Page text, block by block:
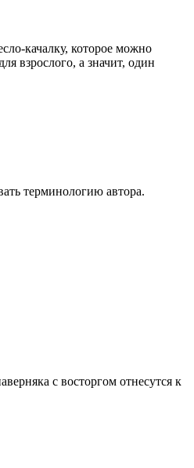
качалку, которое можно
взрослого, а значит, один
терминологию автора.
с восторгом отнесутся к